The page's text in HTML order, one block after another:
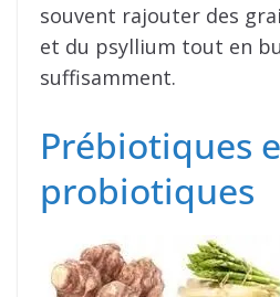
souvent rajouter des
et du psyllium tout en
suffisamment.
Prébiotiques
probiotiques